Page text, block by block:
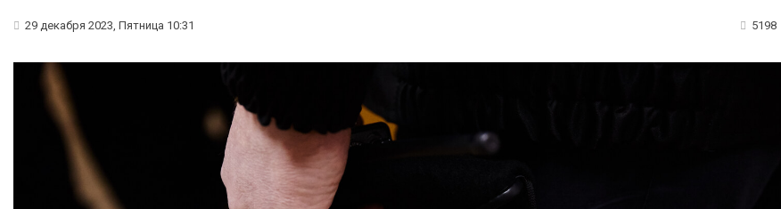
29 декабря 2023, Пятница 10:31 5198